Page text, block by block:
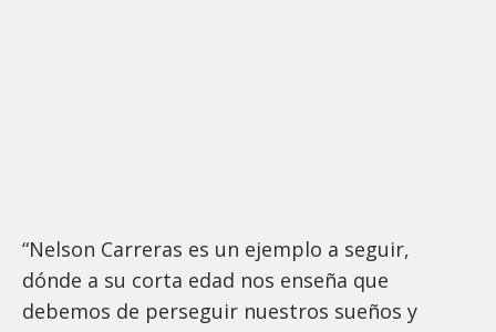
“Nelson Carreras es un ejemplo a seguir,
dónde a su corta edad nos enseña que
debemos de perseguir nuestros sueños y